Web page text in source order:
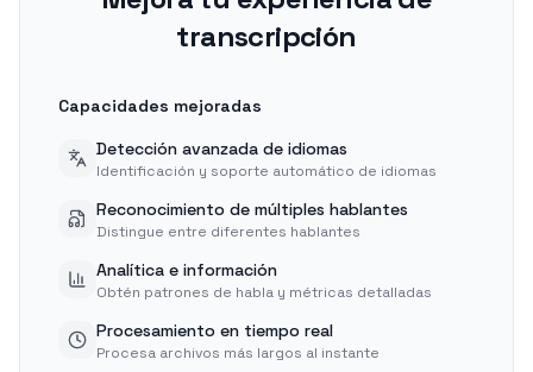
transcripción
Capacidades mejoradas
Detección avanzada de idiomas
Identificación y soporte automático de idiomas
Reconocimiento de múltiples hablantes
Distingue entre diferentes hablantes
Analítica e información
Obtén patrones de habla y métricas detalladas
Procesamiento en tiempo real
Procesa archivos más largos al instante